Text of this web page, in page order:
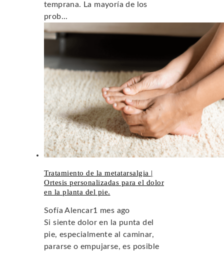
temprana. La mayoría de los
prob...
Tratamiento de la metatarsalgia |
Ortesis personalizadas para el dolor
en la planta del pie.
Sofía Alencar1 mes ago
Si siente dolor en la punta del
pie, especialmente al caminar,
pararse o empujarse, es posible